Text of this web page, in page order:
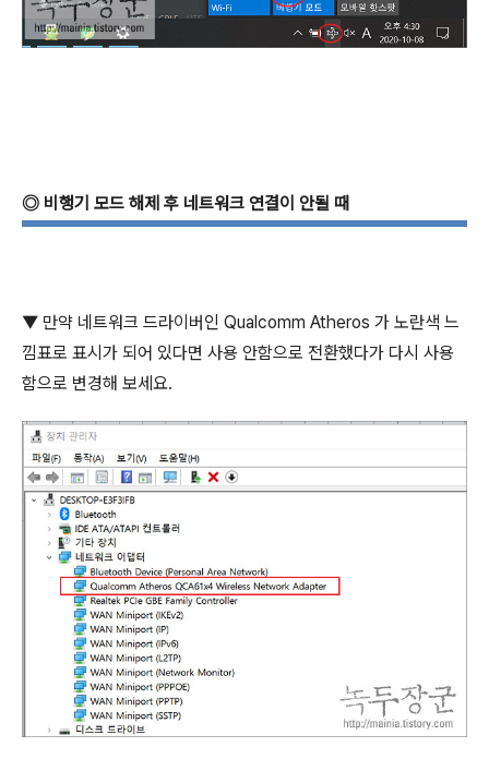
◎ 비행기 모드 해제 후 네트워크 연결이 안될 때
▼ 만약 네트워크 드라이버인 Qualcomm Atheros 가 노란색 느
낌표로 표시가 되어 있다면 사용 안함으로 전환했다가 다시 사용
함으로 변경해 보세요.